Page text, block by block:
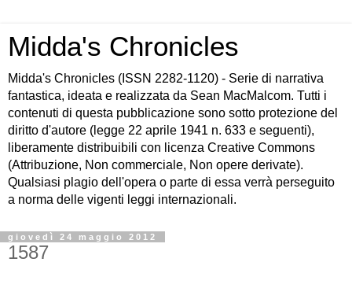
Midda's Chronicles
Midda's Chronicles (ISSN 2282-1120) - Serie di narrativa
fantastica, ideata e realizzata da Sean MacMalcom. Tutti i
contenuti di questa pubblicazione sono sotto protezione del
diritto d'autore (legge 22 aprile 1941 n. 633 e seguenti),
liberamente distribuibili con licenza Creative Commons
(Attribuzione, Non commerciale, Non opere derivate).
Qualsiasi plagio dell'opera o parte di essa verrà perseguito
a norma delle vigenti leggi internazionali.
giovedì 24 maggio 2012
1587